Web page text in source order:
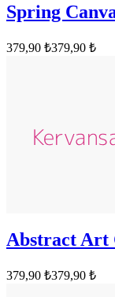
Spring
379,90 ₺379,90 ₺
Abstract Art
379,90 ₺379,90 ₺